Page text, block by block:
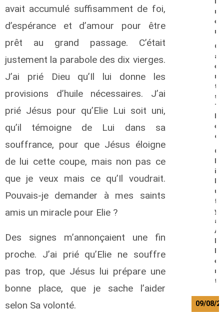
avait accumulé suffisamment de foi,
d’espérance et d’amour pour être
prêt au grand passage. C’était
justement la parabole des dix vierges.
J’ai prié Dieu qu’Il lui donne les
provisions d’huile nécessaires. J’ai
prié Jésus pour qu’Elie Lui soit uni,
qu’il témoigne de Lui dans sa
souffrance, pour que Jésus éloigne
de lui cette coupe, mais non pas ce
que je veux mais ce qu’Il voudrait.
Pouvais-je demander à mes saints
amis un miracle pour Elie ?
Des signes m’annonçaient une fin
proche. J’ai prié qu’Elie ne souffre
pas trop, que Jésus lui prépare une
bonne place, que je sache l’aider
selon Sa volonté.
r
e
m
C
a
e
r
t
s
T
e
o
C
i
u
f
y
a
A
b
e
r
t
09/08/